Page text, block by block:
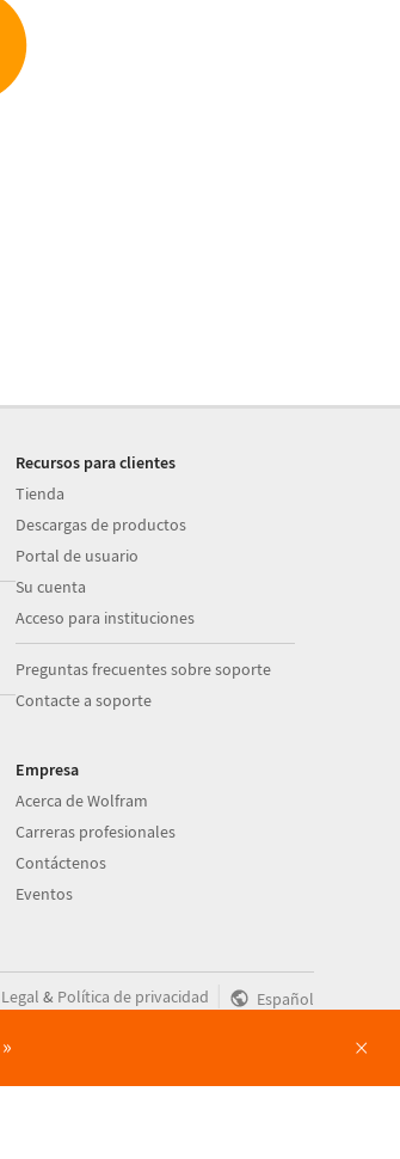
Recursos para clientes
Tienda
Descargas de productos
Portal de usuario
Su cuenta
Acceso para instituciones
Preguntas frecuentes sobre soporte
Contacte a soporte
Empresa
Acerca de Wolfram
Carreras profesionales
Contáctenos
Eventos
Legal & Política de privacidad Español
×